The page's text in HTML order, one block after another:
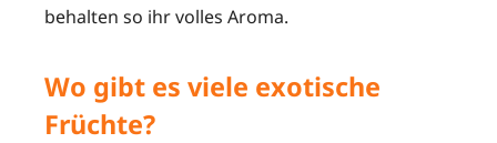
behalten so ihr volles Aroma.
Wo gibt es viele exotische
Früchte?